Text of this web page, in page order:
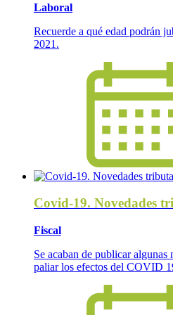
Laboral
Recuerde a qué edad podrán
2021.
Covid-19. Novedades
Fiscal
Se acaban de publicar algunas
paliar los efectos del COVID